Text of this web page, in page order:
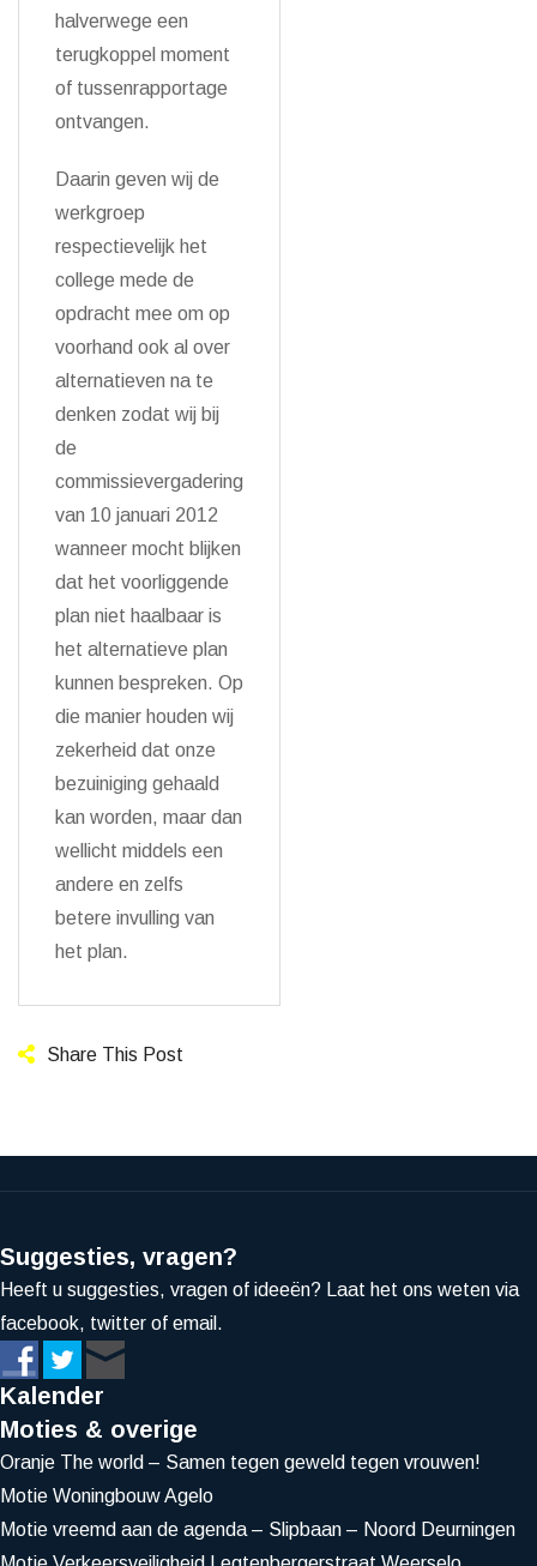
halverwege een
terugkoppel moment
of tussenrapportage
ontvangen.
Daarin geven wij de
werkgroep
respectievelijk het
college mede de
opdracht mee om op
voorhand ook al over
alternatieven na te
denken zodat wij bij
de
commissievergadering
van 10 januari 2012
wanneer mocht blijken
dat het voorliggende
plan niet haalbaar is
het alternatieve plan
kunnen bespreken. Op
die manier houden wij
zekerheid dat onze
bezuiniging gehaald
kan worden, maar dan
wellicht middels een
andere en zelfs
betere invulling van
het plan.
Share This Post
Suggesties, vragen?
Heeft u suggesties, vragen of ideeën? Laat het ons weten via
facebook, twitter of email.
Kalender
Moties & overige
Oranje The world – Samen tegen geweld tegen vrouwen!
Motie Woningbouw Agelo
Motie vreemd aan de agenda – Slipbaan – Noord Deurningen